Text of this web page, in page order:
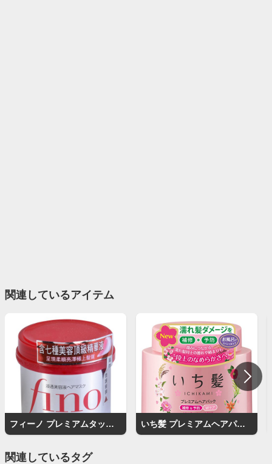
関連しているアイテム
フィーノ プレミアムタッチ 浸透美容液ヘアマスク いち髪 プレミアムヘアパック 補修&予防Wケア
関連しているタグ